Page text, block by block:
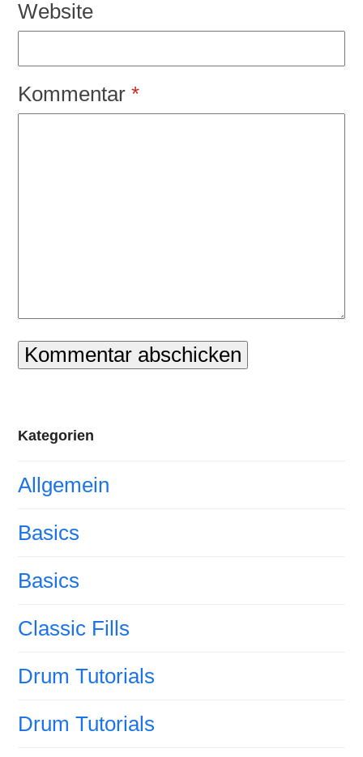
Website
Kommentar*
Kategorien
Allgemein
Basics
Basics
Classic Fills
Drum Tutorials
Drum Tutorials